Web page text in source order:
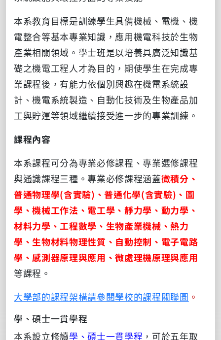
本系教育目標是訓練學生具備機械、電機、機
電整合等基本專業知識，應用機電科技於生物
產業相關領域。學士班是以培養具廣泛知識基
礎之機電工程人才為目的，期使學生在完成專
業課程後，有能力依個別興趣在機電系統設
計、機電系統製造、自動化技術及生物產品加
工與貯運等領域繼續接受進一步的專業訓練。
課程內容
本系課程可分為專業必修課程、專業選修課程
與通識課程三種。專業必修課程涵蓋微積分、
普通物理學(含實驗)、普通化學(含實驗)、圖
學、機械工作法、電工學、靜力學、動力學、
材料力學、工程數學、生物產業機械、熱力
學、生物材料物理性質、自動控制、電子電路
學、感測器原理與應用、微處理機原理與應用
等課程。
大學部的課程架構請參閱學校的課程關聯圖 。
學、碩士一貫學程
本系設立修讀學、碩士一貫學程 ，可於五年取